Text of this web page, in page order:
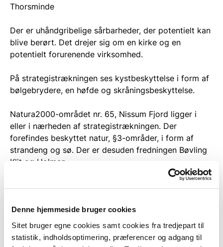
Denne hjemmeside bruger cookies
Sitet bruger egne cookies samt cookies fra tredjepart til
statistik, indholdsoptimering, præferencer og adgang til
Thorsminde
Der er uhåndgribelige sårbarheder, der potentielt kan
blive berørt. Det drejer sig om en kirke og en
potentielt forurenende virksomhed.
På strategistrækningen ses kystbeskyttelse i form af
bølgebrydere, en høfde og skråningsbeskyttelse.
Natura2000-området nr. 65, Nissum Fjord ligger i
eller i nærheden af strategistrækningen. Der
forefindes beskyttet natur, §3-områder, i form af
strandeng og sø. Der er desuden fredningen Bøvling
Klit og Holmen.
For erosion er der på kort sigt beregnet: Meget lav til